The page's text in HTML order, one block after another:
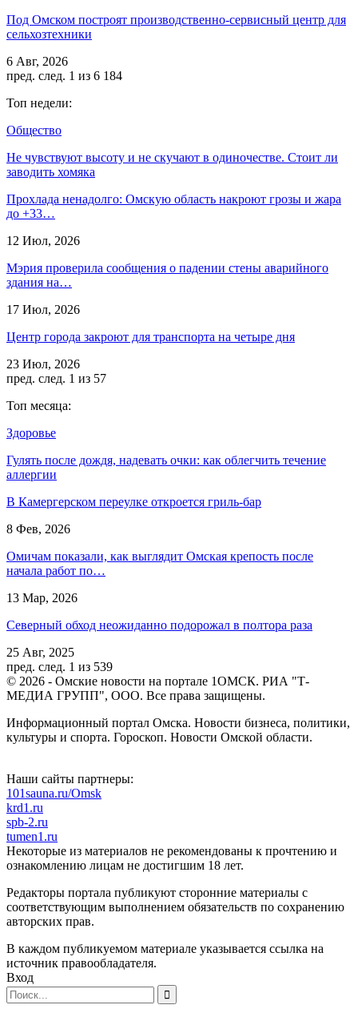
Под Омском построят производственно-сервисный центр для
сельхозтехники
6 Авг, 2026
пред. след. 1 из 6 184
Топ недели:
Общество
Не чувствуют высоту и не скучают в одиночестве. Стоит ли
заводить хомяка
Прохлада ненадолго: Омскую область накроют грозы и жара
до +33…
12 Июл, 2026
Мэрия проверила сообщения о падении стены аварийного
здания на…
17 Июл, 2026
Центр города закроют для транспорта на четыре дня
23 Июл, 2026
пред. след. 1 из 57
Топ месяца:
Здоровье
Гулять после дождя, надевать очки: как облегчить течение
аллергии
В Камергерском переулке откроется гриль-бар
8 Фев, 2026
Омичам показали, как выглядит Омская крепость после
начала работ по…
13 Мар, 2026
Северный обход неожиданно подорожал в полтора раза
25 Авг, 2025
пред. след. 1 из 539
© 2026 - Омские новости на портале 1ОМСК. РИА "Т-
МЕДИА ГРУПП", ООО. Все права защищены.
Информационный портал Омска. Новости бизнеса, политики,
культуры и спорта. Гороскоп. Новости Омской области.
Наши сайты партнеры:
101sauna.ru/Omsk
krd1.ru
spb-2.ru
tumen1.ru
Некоторые из материалов не рекомендованы к прочтению и
ознакомлению лицам не достигшим 18 лет.
Редакторы портала публикуют сторонние материалы с
соответствующим выполнением обязательств по сохранению
авторских прав.
В каждом публикуемом материале указывается ссылка на
источник правообладателя.
Вход